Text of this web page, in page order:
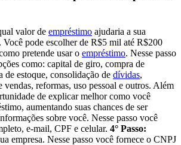
valor de empréstimo ajudaria a sua
Você pode escolher de R$5 mil até R$200
pretende usar o empréstimo. Nesse passo
como: capital de giro, compra de
de estoque, consolidação de dívidas,
vendas, reformas, uso pessoal e outros. Além
de explicar melhor como você
aumentando suas chances de ser
sobre você. Nesse passo você
e-mail, CPF e celular. 4° Passo:
empresa. Nesse passo você fornece o CNPJ